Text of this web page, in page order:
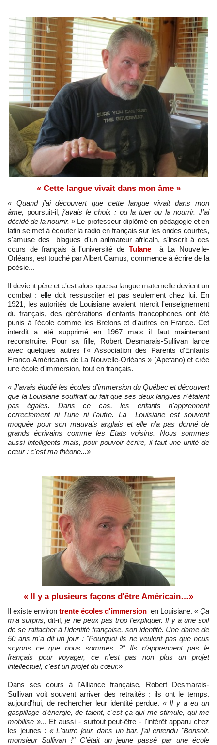
« Cette langue vivait dans mon âme »
« Quand j'ai découvert que cette langue vivait dans mon
âme, poursuit-il, j'avais le choix : ou la tuer ou la nourrir. J'ai
décidé de la nourrir. » Le professeur diplômé en pédagogie et en
latin se met à écouter la radio en français sur les ondes courtes,
s'amuse des blagues d'un animateur africain, s'inscrit à des
cours de français à l'université de Tulaneà La Nouvelle-
Orléans, est touché par Albert Camus, commence à écrire de la
poésie...
Il devient père et c'est alors que sa langue maternelle devient un
combat : elle doit ressusciter et pas seulement chez lui. En
1921, les autorités de Louisiane avaient interdit l'enseignement
du français, des générations d'enfants francophones ont été
punis à l'école comme les Bretons et d'autres en France. Cet
interdit a été supprimé en 1967 mais il faut maintenant
reconstruire. Pour sa fille, Robert Desmarais-Sullivan lance
avec quelques autres l'« Association des Parents d'Enfants
Franco-Américains de La Nouvelle-Orléans » (Apefano) et crée
une école d'immersion, tout en français.
« J'avais étudié les écoles d'immersion du Québec et découvert
que la Louisiane souffrait du fait que ses deux langues n'étaient
pas égales. Dans ce cas, les enfants n'apprennent
correctement ni l'une ni l'autre. La Louisiane est souvent
moquée pour son mauvais anglais et elle n'a pas donné de
grands écrivains comme les Etats voisins. Nous sommes
aussi intelligents mais, pour pouvoir écrire, il faut une unité de
cœur : c'est ma théorie...»
« Il y a plusieurs façons d'être Américain…»
Il existe environ trente écoles d'immersion en Louisiane. « Ça
m'a surpris, dit-il,je ne peux pas trop l'expliquer. Il y a une soif
de se rattacher à l'identité française, son identité. Une dame de
50 ans m'a dit un jour : "Pourquoi ils ne veulent pas que nous
soyons ce que nous sommes ?" Ils n'apprennent pas le
français pour voyager, ce n'est pas non plus un projet
intellectuel, c'est un projet du cœur.»
Dans ses cours à l'Alliance française, Robert Desmarais-
Sullivan voit souvent arriver des retraités : ils ont le temps,
aujourd'hui, de rechercher leur identité perdue. « Il y a eu un
gaspillage d'énergie, de talent, c'est ça qui me stimule, qui me
mobilise »... Et aussi - surtout peut-être - l'intérêt apparu chez
les jeunes : « L'autre jour, dans un bar, j'ai entendu "Bonsoir,
monsieur Sullivan !" C'était un jeune passé par une école